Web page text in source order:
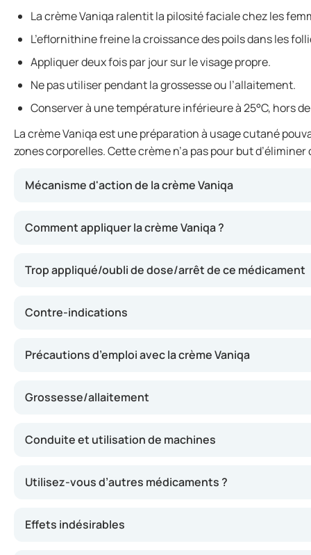
La crème Vaniqa ralentit la pilosité faciale chez les
L’eflornithine freine la croissance des poils dans les
Appliquer deux fois par jour sur le visage propre.
Ne pas utiliser pendant la grossesse ou l’allaitement.
Conserver à une température inférieure à 25°C, hors
La crème Vaniqa est une préparation à usage cutané
zones corporelles. Cette crème n’a pas pour but
Mécanisme d'action de la crème Vaniqa
Cette crème contient de l’eflornithine, une substance
Comment appliquer la crème Vaniqa ?
Trop appliqué/oubli de dose/arrêt de ce médicament
Contre-indications
Précautions d’emploi avec la crème Vaniqa
Grossesse/allaitement
Conduite et utilisation de machines
Utilisez-vous d’autres médicaments ?
Effets indésirables